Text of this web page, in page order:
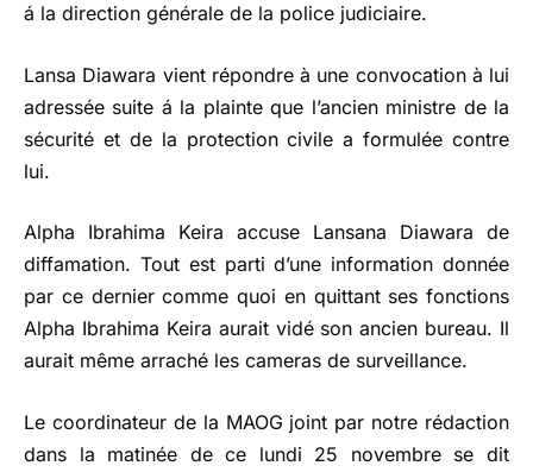
á la direction générale de la police judiciaire.
Lansa Diawara vient répondre à une convocation à lui
adressée suite á la plainte que l’ancien ministre de la
sécurité et de la protection civile a formulée contre
lui.
Alpha Ibrahima Keira accuse Lansana Diawara de
diffamation. Tout est parti d’une information donnée
par ce dernier comme quoi en quittant ses fonctions
Alpha Ibrahima Keira aurait vidé son ancien bureau. Il
aurait même arraché les cameras de surveillance.
Le coordinateur de la MAOG joint par notre rédaction
dans la matinée de ce lundi 25 novembre se dit